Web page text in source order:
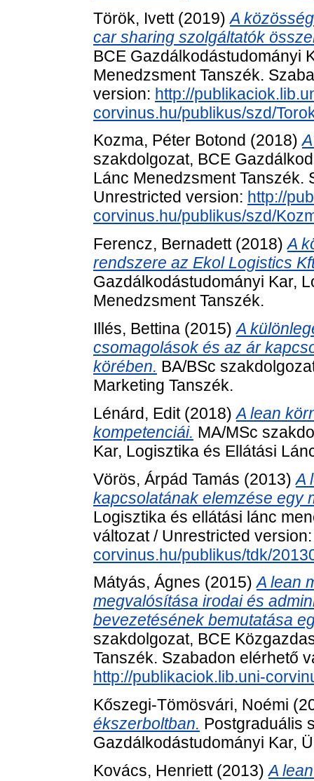
Török, Ivett(2019)A
car sharing szolgáltatók
BCE Gazdálkodástudományi
Menedzsment Tanszék.
version: http://
corvinus.hu/publikus/szd/
Kozma, Péter Botond (2018)
szakdolgozat, BCE
Lánc Menedzsment Tanszék.
Unrestricted version: http://
corvinus.hu/publikus/szd/
Ferencz, Bernadett(2018)A
rendszere az Ekol Logistics
Gazdálkodástudományi Kar,
Menedzsment Tanszék.
Illés, Bettina (2015)A
csomagolások és az ár
körében. BA/BSc
Marketing Tanszék.
Lénárd, Edit(2018)A lean
kompetenciái. MA/MSc
Kar, Logisztika és Ellátási
Vörös, Árpád Tamás (2013)A
kapcsolatának elemzése egy
Logisztika és ellátási lánc
változat / Unrestricted
corvinus.hu/publikus/tdk/
Mátyás, Ágnes (2015)A lean
megvalósítása irodai és
bevezetésének bemutatása
szakdolgozat, BCE
Tanszék. Szabadon elérhető
http://publikaciok.lib.uni-
Kőszegi-Tömösvári, Noémi
ékszerboltban. Postgraduális
Gazdálkodástudományi Kar,
Kovács, Henriett(2013)A